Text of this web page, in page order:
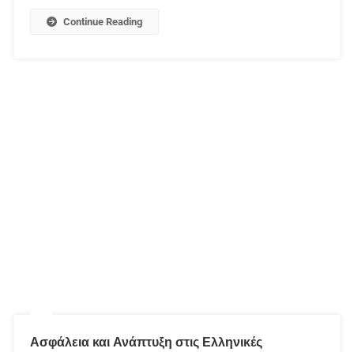
Continue Reading
Ασφάλεια και Ανάπτυξη στις Ελληνικές